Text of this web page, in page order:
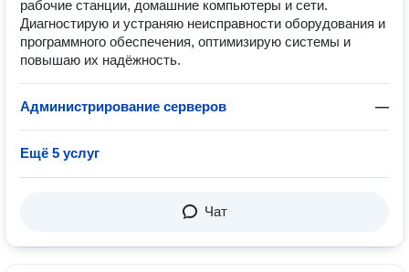
рабочие станции, домашние компьютеры и сети.
Диагностирую и устраняю неисправности оборудования и
программного обеспечения, оптимизирую системы и
повышаю их надёжность.
Администрирование серверов —
Ещё 5 услуг
Чат